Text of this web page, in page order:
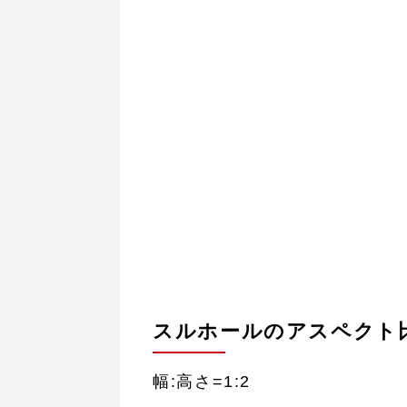
スルホールのアスペクト
幅:高さ=1:2